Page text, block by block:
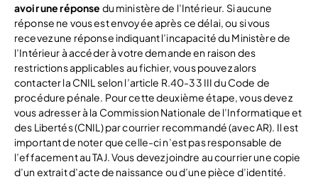
avoir une réponse du ministère de l’Intérieur. Si aucune
réponse ne vous est envoyée après ce délai, ou si vous
recevez une réponse indiquant l’incapacité du Ministère de
l’Intérieur à accéder à votre demande en raison des
restrictions applicables au fichier, vous pouvez alors
contacter la CNIL selon l’article R.40-33 III du Code de
procédure pénale. Pour cette deuxième étape, vous devez
vous adresser à la Commission Nationale de l’Informatique et
des Libertés (CNIL) par courrier recommandé (avec AR). Il est
important de noter que celle-ci n’est pas responsable de
l’effacement au TAJ. Vous devez joindre au courrier une copie
d’un extrait d’acte de naissance ou d’une pièce d’identité.